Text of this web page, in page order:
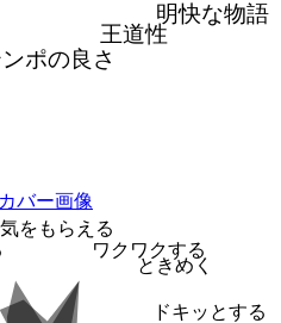
明快な物語
王道性
ポの良さ
をもらえる
ワクワクする
ときめく
ドキッとする